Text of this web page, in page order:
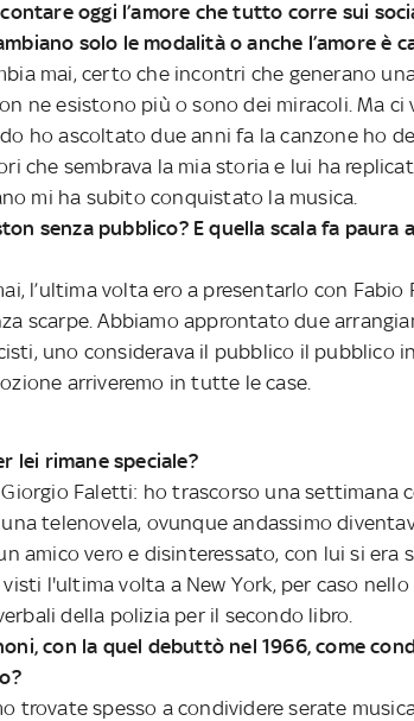
oggi l’amore che tutto corre sui
solo le modalità o anche l’amore è
mai, certo che incontri che generano
ne esistono più o sono dei miracoli. Ma ci
ho ascoltato due anni fa la canzone ho
che sembrava la mia storia e lui ha
mi ha subito conquistato la musica.
senza pubblico? E quella scala fa paura
l’ultima volta ero a presentarlo con Fabio
scarpe. Abbiamo approntato due
uno considerava il pubblico il pubblico
arriveremo in tutte le case.
lei rimane speciale?
Faletti: ho trascorso una settimana
telenovela, ovunque andassimo
amico vero e disinteressato, con lui si era
l'ultima volta a New York, per caso nello
della polizia per il secondo libro.
con la quel debuttò nel 1966, come
trovate spesso a condividere serate